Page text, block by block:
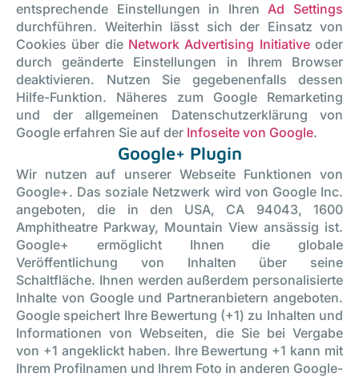
entsprechende Einstellungen in IhrenAd Settings
durchführen. Weiterhin lässt sich der Einsatz von
Cookies über die Network Advertising Initiativeoder
durch geänderte Einstellungen in Ihrem Browser
deaktivieren. Nutzen Sie gegebenenfalls dessen
Hilfe-Funktion. Näheres zum Google Remarketing
und der allgemeinen Datenschutzerklärung von
Google erfahren Sie auf der Infoseite von Google.
Google+ Plugin
Wir nutzen auf unserer Webseite Funktionen von
Google+. Das soziale Netzwerk wird von Google Inc.
angeboten, die in den USA, CA 94043, 1600
Amphitheatre Parkway, Mountain View ansässig ist.
Google+ ermöglicht Ihnen die globale
Veröffentlichung von Inhalten über seine
Schaltfläche. Ihnen werden außerdem personalisierte
Inhalte von Google und Partneranbietern angeboten.
Google speichert Ihre Bewertung (+1) zu Inhalten und
Informationen von Webseiten, die Sie bei Vergabe
von +1 angeklickt haben. Ihre Bewertung +1 kann mit
Ihrem Profilnamen und Ihrem Foto in anderen Google-